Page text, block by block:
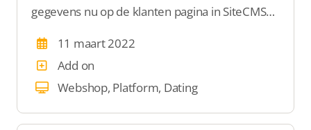
gegevens nu op de klanten pagina in SiteCMS
geverifieerd zijn. Dit is wel zo handig voor
steekproeven.
11 maart 2022
Add on
Webshop, Platform, Dating